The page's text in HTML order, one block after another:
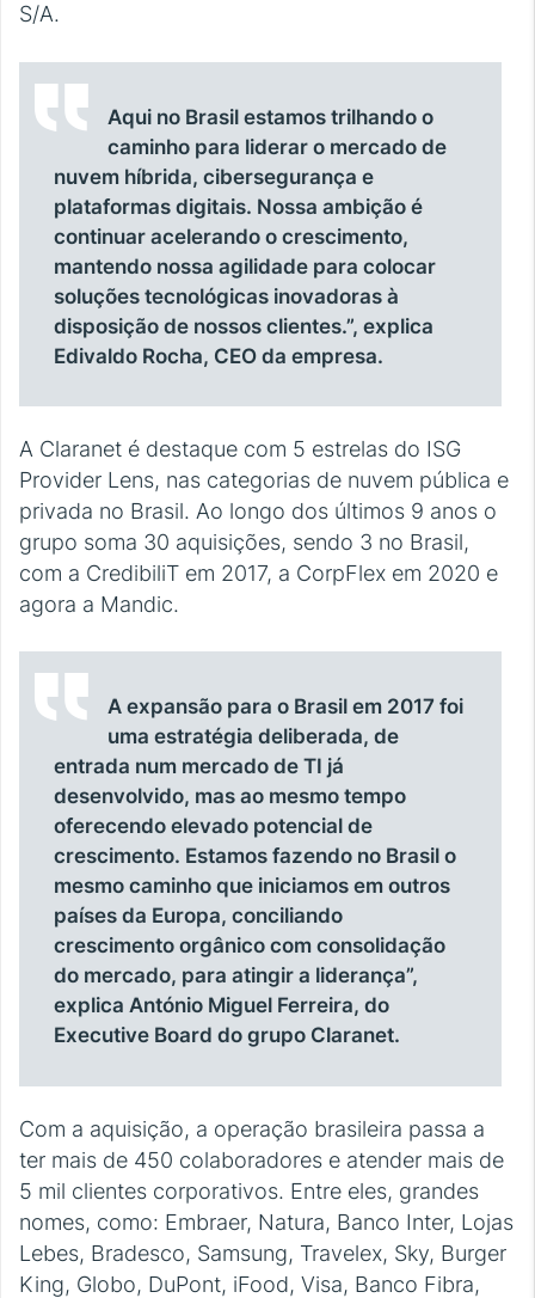
S/A.
Aqui no Brasil estamos trilhando o
caminho para liderar o mercado de
nuvem híbrida, cibersegurança e
plataformas digitais. Nossa ambição é
continuar acelerando o crescimento,
mantendo nossa agilidade para colocar
soluções tecnológicas inovadoras à
disposição de nossos clientes.”, explica
Edivaldo Rocha, CEO da empresa.
A Claranet é destaque com 5 estrelas do ISG
Provider Lens, nas categorias de nuvem pública e
privada no Brasil. Ao longo dos últimos 9 anos o
grupo soma 30 aquisições, sendo 3 no Brasil,
com a CredibiliT em 2017, a CorpFlex em 2020 e
agora a Mandic.
A expansão para o Brasil em 2017 foi
uma estratégia deliberada, de
entrada num mercado de TI já
desenvolvido, mas ao mesmo tempo
oferecendo elevado potencial de
crescimento. Estamos fazendo no Brasil o
mesmo caminho que iniciamos em outros
países da Europa, conciliando
crescimento orgânico com consolidação
do mercado, para atingir a liderança”,
explica António Miguel Ferreira, do
Executive Board do grupo Claranet.
Com a aquisição, a operação brasileira passa a
ter mais de 450 colaboradores e atender mais de
5 mil clientes corporativos. Entre eles, grandes
nomes, como: Embraer, Natura, Banco Inter, Lojas
Lebes, Bradesco, Samsung, Travelex, Sky, Burger
King, Globo, DuPont, iFood, Visa, Banco Fibra,